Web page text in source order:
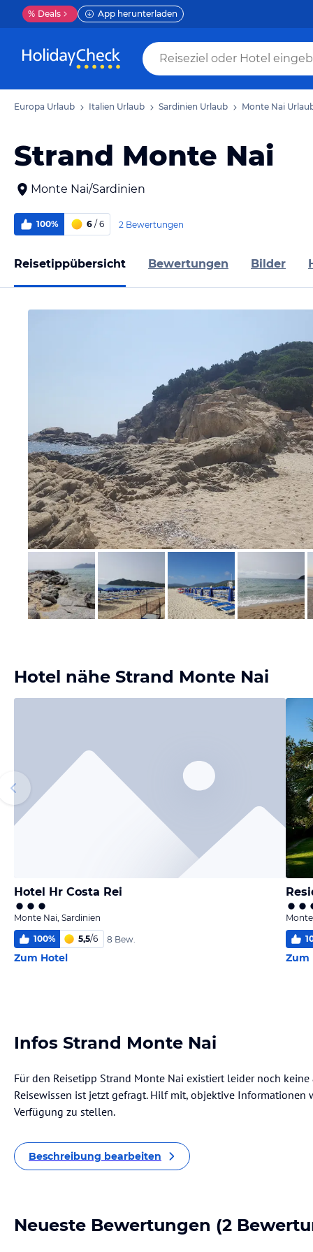
% Deals App herunterladen
Europa Urlaub Italien Urlaub Sardinien Urlaub Monte Nai
Strand Monte Nai
Monte Nai/Sardinien
100% 6 / 6 2 Bewertungen
Reisetippübersicht Bewertungen Bilder
Bild melden
von Nicole
Hotel nähe Strand Monte Nai
Hotel Hr Costa Rei
Monte Nai, Sardinien
100% 5,5/6 8 Bew.
Zum Hotel Zum
Infos Strand Monte Nai
Für den Reisetipp Strand Monte Nai existiert leider noch
Reisewissen ist jetzt gefragt. Hilf mit, objektive Informationen
Verfügung zu stellen.
Beschreibung bearbeiten
Neueste Bewertungen (2